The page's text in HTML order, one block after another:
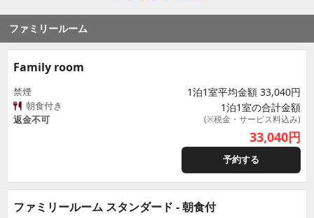
ファミリールーム
Family room
禁煙
朝食付き
返金不可
1泊1室平均金額 33,040円
1泊1室の合計金額
(※税金・サービス料込み)
33,040円
予約する
ファミリールーム スタンダード - 朝食付